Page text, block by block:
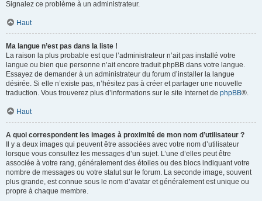
Signalez ce problème à un administrateur.
Haut
Ma langue n’est pas dans la liste !
La raison la plus probable est que l’administrateur n’ait pas installé votre
langue ou bien que personne n’ait encore traduit phpBB dans votre langue.
Essayez de demander à un administrateur du forum d’installer la langue
désirée. Si elle n’existe pas, n’hésitez pas à créer et partager une nouvelle
traduction. Vous trouverez plus d’informations sur le site Internet de phpBB®.
Haut
A quoi correspondent les images à proximité de mon nom d’utilisateur ?
Il y a deux images qui peuvent être associées avec votre nom d’utilisateur
lorsque vous consultez les messages d’un sujet. L’une d’elles peut être
associée à votre rang, généralement des étoiles ou des blocs indiquant votre
nombre de messages ou votre statut sur le forum. La seconde image, souvent
plus grande, est connue sous le nom d’avatar et généralement est unique ou
propre à chaque membre.